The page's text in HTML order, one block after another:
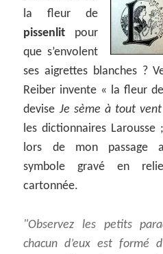
la fleur de
pissenlit pour
que s’envolent
ses aigrettes blanches ?
Reiber invente « la fleur
devise Je sème à tout vent
les dictionnaires
lors de mon passage
symbole gravé en
cartonnée.
Observez les petits
chacun d’eux est formé